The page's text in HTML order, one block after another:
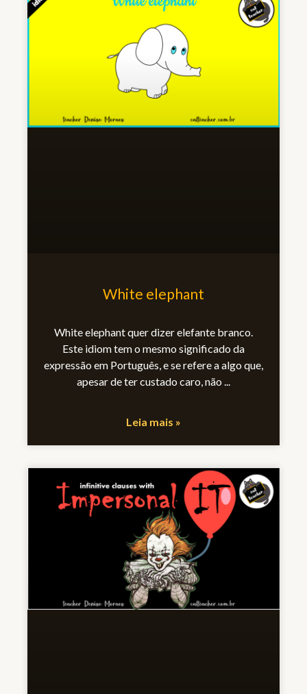
White elephant
White elephant quer dizer elefante branco.
Este idiom tem o mesmo significado da
expressão em Português, e se refere a algo que,
apesar de ter custado caro, não
Leia mais »